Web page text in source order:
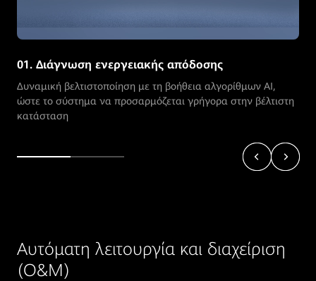
01. Διάγνωση ενεργειακής απόδοσης
Δυναμική βελτιστοποίηση με τη βοήθεια αλγορίθμων AI,
ώστε το σύστημα να προσαρμόζεται γρήγορα στην βέλτιστη
κατάσταση
Αυτόματη λειτουργία και διαχείριση
(O&M)